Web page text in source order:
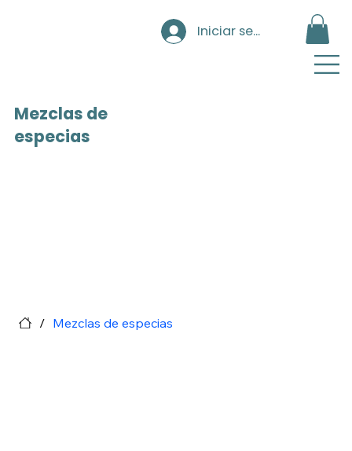
Iniciar sesión
Mezclas de
especias
/ Mezclas de especias